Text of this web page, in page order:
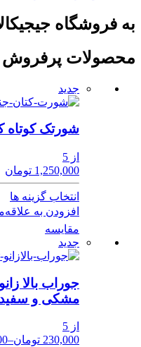
به فروشگاه
محصولات پرفروش
جدید
شورتک کوتاه
از 5
1,250,000 تومان
انتخاب گزینه ها
افزودن به
مقایسه
جدید
جوراب بالا
مشکی و سفید
از 5
230,000 تومان
–